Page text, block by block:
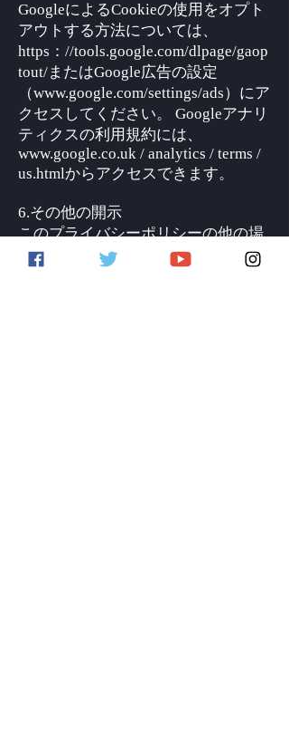
GoogleによるCookieの使用をオプト
アウトする方法については、
https：//tools.google.com/dlpage/gaop
tout/またはGoogle広告の設定
（www.google.com/settings/ads）にア
クセスしてください。 Googleアナリ
ティクスの利用規約には、
www.google.co.uk / analytics / terms /
us.htmlからアクセスできます。
6.その他の開示
このプライバシーポリシーの他の場
所で特定された目的に合理的に必要